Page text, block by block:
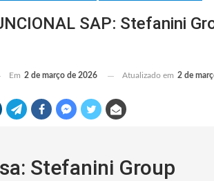
SAP: Stefanini
Em 2 de março de 2026 Atualizado em 2 de
Stefanini Group